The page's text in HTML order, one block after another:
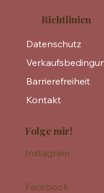
Richtlinien
Datenschutz
Barrierefreiheit
Kontakt
Folge mir!
Instagram
Facebook